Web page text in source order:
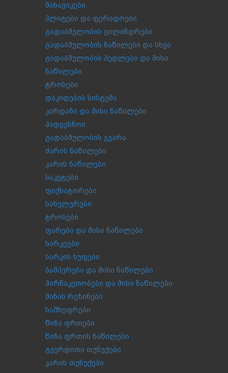
მახავიკები
პლიტები და ფერადოები
გადაბმულობის ცილინდრები
გადაბმულობის ნაწილები და სხვა
გადაბმულობის პედლები და მისი
ნაწილები
ტროსები
დაკიდების სისტემა
კარდანი და მისი ნაწილები
პადვესნოი
გადაბმულობის ჯვარა
ძარის ნაწილები
კარის ნაწილები
საკეტები
ფიქსატორები
სახელურები
ტროსები
ფარები და მისი ნაწილები
სარკეები
სარკის ხუფები
ბამპერები და მისი ნაწილები
პირნაკეთობები და მისი ნაწილები
მინის რეზინები
საშხეფრები
წინა ფრთები
წინა ფრთის ნაწილები
გვერდითი თუნუქები
კარის თუნუქები